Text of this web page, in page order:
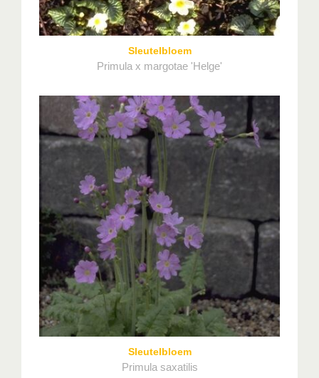
Sleutelbloem
Primula x margotae 'Helge'
Sleutelbloem
Primula saxatilis